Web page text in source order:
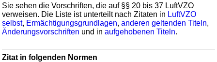
Sie sehen die Vorschriften, die auf §§ 20 bis 37 LuftVZO
verweisen. Die Liste ist unterteilt nach Zitaten in LuftVZO
selbst, Ermächtigungsgrundlagen,anderen geltenden Titeln,
Änderungsvorschriften und inaufgehobenen Titeln.
Zitat in folgenden Normen